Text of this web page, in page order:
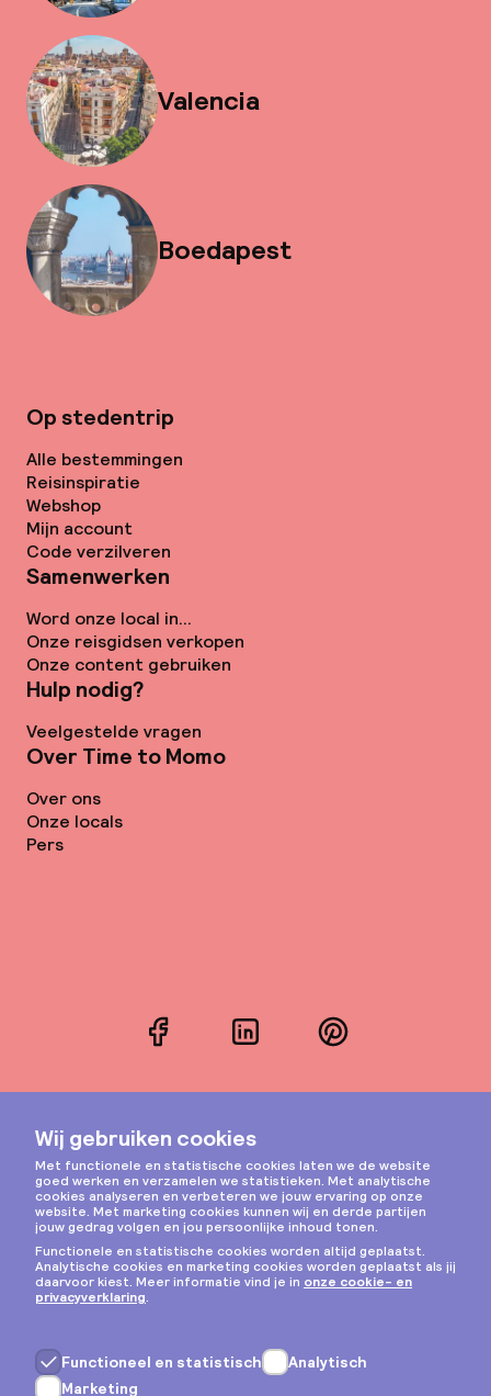
Valencia
Boedapest
Op stedentrip
Alle bestemmingen
Reisinspiratie
Webshop
Mijn account
Code verzilveren
Samenwerken
Word onze local in...
Onze reisgidsen verkopen
Onze content gebruiken
Hulp nodig?
Veelgestelde vragen
Over Time to Momo
Over ons
Onze locals
Pers
FacebookLinkedInPinterest
Instagram
Privacy & cookies
Algemene voorwaarden